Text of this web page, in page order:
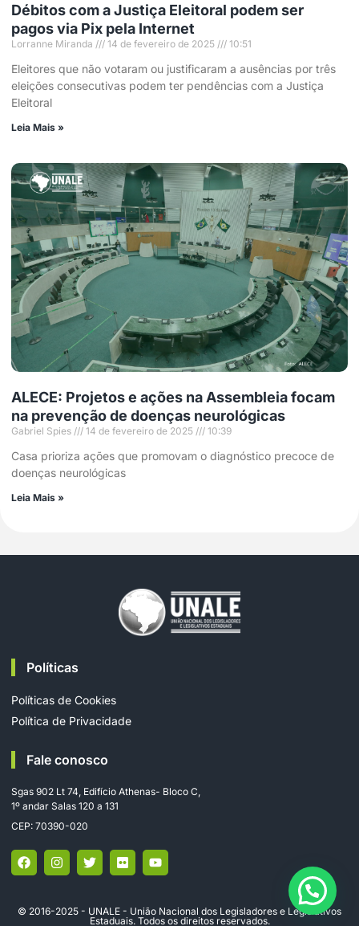
Débitos com a Justiça Eleitoral podem ser
pagos via Pix pela Internet
Lorranne Miranda 14 de fevereiro de 2025 10:51
Eleitores que não votaram ou justificaram a ausências por três
eleições consecutivas podem ter pendências com a Justiça
Eleitoral
Leia Mais »
ALECE: Projetos e ações na Assembleia focam
na prevenção de doenças neurológicas
Gabriel Spies 14 de fevereiro de 2025 10:39
Casa prioriza ações que promovam o diagnóstico precoce de
doenças neurológicas
Leia Mais »
Políticas
Políticas de Cookies
Política de Privacidade
Fale conosco
Sgas 902 Lt 74, Edifício Athenas- Bloco C,
1º andar Salas 120 a 131
CEP: 70390-020
© 2016-2025 - UNALE - União Nacional dos Legisladores e Legislativos
Estaduais. Todos os direitos reservados.